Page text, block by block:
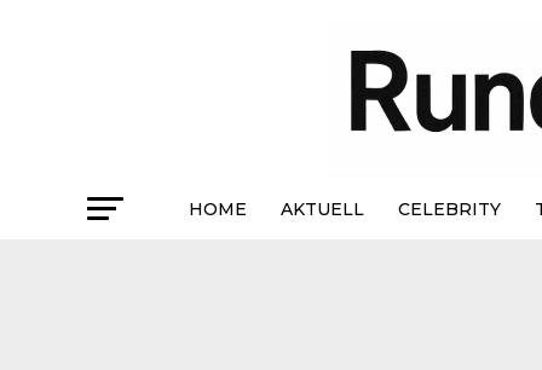
HOME AKTUELL CELEBRITY